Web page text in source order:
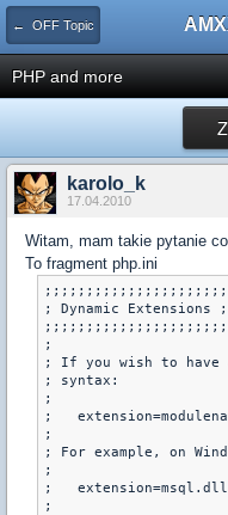
← OFF Topic
PHP and more
karolo_k
17.04.2010
Witam, mam takie pytanie
To fragment php.ini
;;;;;;;;;;;;;;;;;;;;;;
; Dynamic Extensions ;
;;;;;;;;;;;;;;;;;;;;;;
;
; If you wish to have
; syntax:
;
;
;
; For example, on
;
;   extension=msql.dll
;